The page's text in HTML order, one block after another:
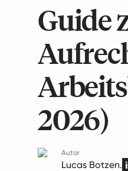
Guide
2026)
Autor
Lucas Botzen.